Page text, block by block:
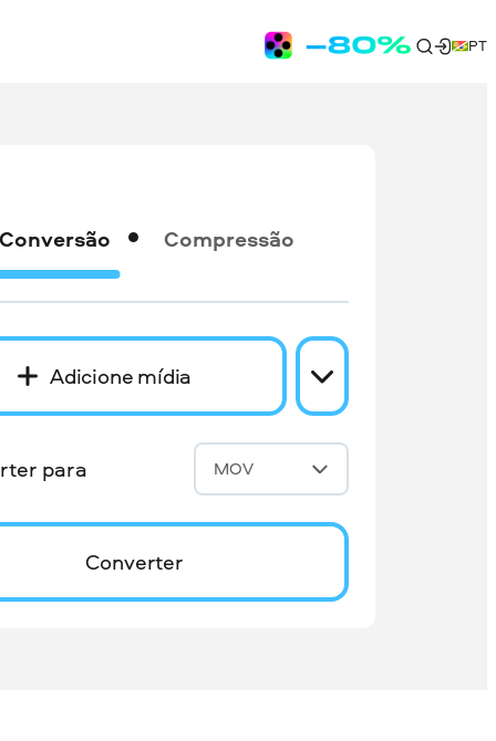
PT
Conversão Compressão
Adicione mídia
para MOV
Converter